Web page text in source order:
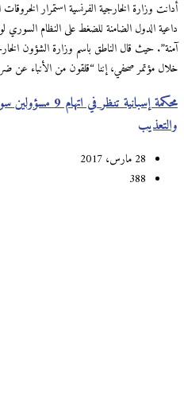
أدانت وزارة الخارجية الفرنسية استمرار
داعية الدول الضامنة للضغط على النظام السوري
آمنة”. حيث قال الناطق باسم وزارة الشؤون
خلال مؤتمر صحفي، إننا “قلقون من الأنباء
محكمة إسبانية تنظر في
والتعذيب
28 مارس، 2017
388